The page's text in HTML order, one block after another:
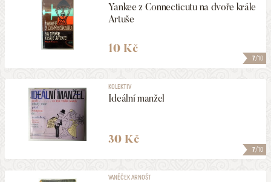
7/10
Yankee z Connecticutu na dvoře krále
Artuše
10 Kč
7/10
KOLEKTIV
Ideální manžel
30 Kč
VANĚČEK ARNOŠT